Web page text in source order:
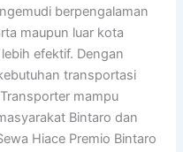
berpengalaman
maupun luar kota
efektif. Dengan
transportasi
mampu
Bintaro dan
Hiace Premio Bintaro